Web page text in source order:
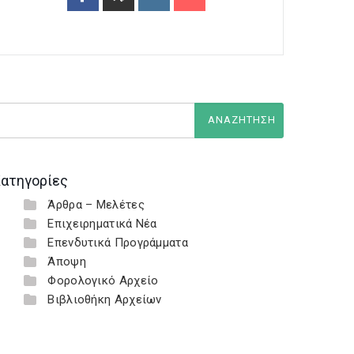
Άρθρα – Μελέτες
Επιχειρηματικά Νέα
Επενδυτικά Προγράμματα
Άποψη
Φορολογικό Αρχείο
Βιβλιοθήκη Αρχείων